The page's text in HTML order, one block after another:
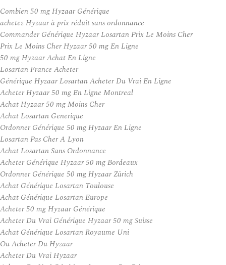
Combien 50 mg Hyzaar Générique
achetez Hyzaar à prix réduit sans ordonnance
Commander Générique Hyzaar Losartan Prix Le Moins Cher
Prix Le Moins Cher Hyzaar 50 mg En Ligne
50 mg Hyzaar Achat En Ligne
Losartan France Acheter
Générique Hyzaar Losartan Acheter Du Vrai En Ligne
Acheter Hyzaar 50 mg En Ligne Montreal
Achat Hyzaar 50 mg Moins Cher
Achat Losartan Generique
Ordonner Générique 50 mg Hyzaar En Ligne
Losartan Pas Cher A Lyon
Achat Losartan Sans Ordonnance
Acheter Générique Hyzaar 50 mg Bordeaux
Ordonner Générique 50 mg Hyzaar Zürich
Achat Générique Losartan Toulouse
Achat Générique Losartan Europe
Acheter 50 mg Hyzaar Générique
Acheter Du Vrai Générique Hyzaar 50 mg Suisse
Achat Générique Losartan Royaume Uni
Ou Acheter Du Hyzaar
Acheter Du Vrai Hyzaar